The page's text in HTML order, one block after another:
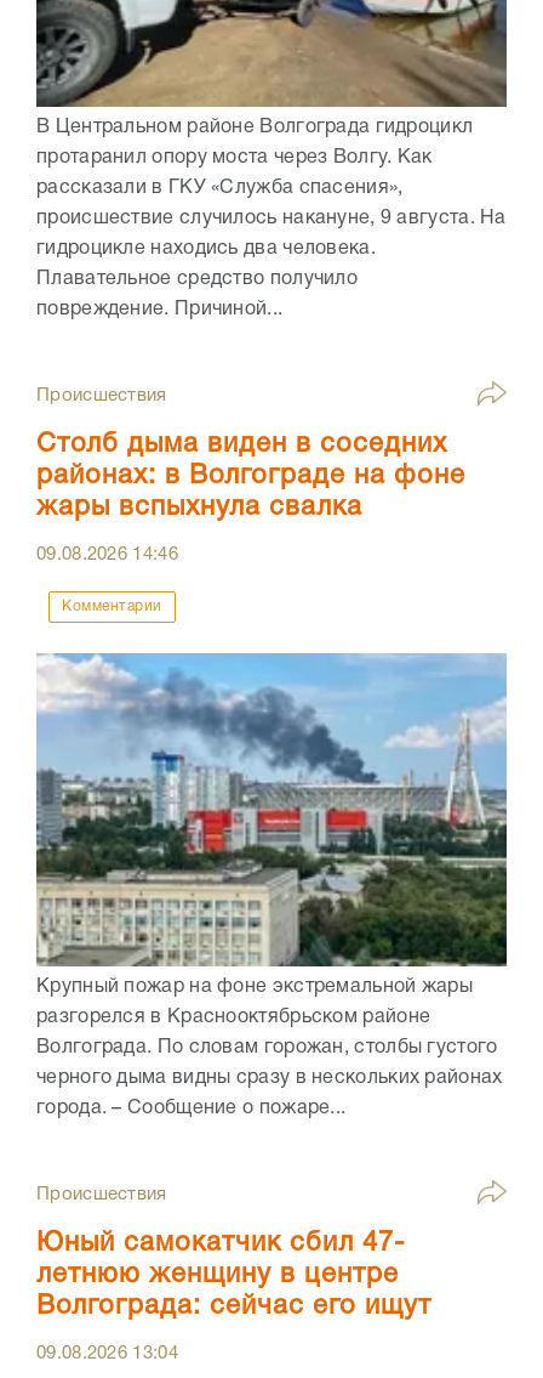
В Центральном районе Волгограда гидроцикл
протаранил опору моста через Волгу. Как
рассказали в ГКУ «Служба спасения»,
происшествие случилось накануне, 9 августа. На
гидроцикле находись два человека.
Плавательное средство получило
повреждение. Причиной...
Происшествия
Столб дыма виден в соседних
районах: в Волгограде на фоне
жары вспыхнула свалка
09.08.2026 14:46
Комментарии
Крупный пожар на фоне экстремальной жары
разгорелся в Краснооктябрьском районе
Волгограда. По словам горожан, столбы густого
черного дыма видны сразу в нескольких районах
города. – Сообщение о пожаре...
Происшествия
Юный самокатчик сбил 47-
летнюю женщину в центре
Волгограда: сейчас его ищут
09.08.2026 13:04